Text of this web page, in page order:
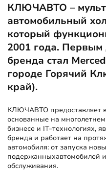
КЛЮЧАВТО –
автомобильный
который
2001 года.
бренда стал
городе Горячий
край).
КЛЮЧАВТО предоставляет
основанные на
бизнесе и IT–технологиях,
бренда и работает на
автомобиля: от запуска
подержанныхавтомобилей
обслуживания.